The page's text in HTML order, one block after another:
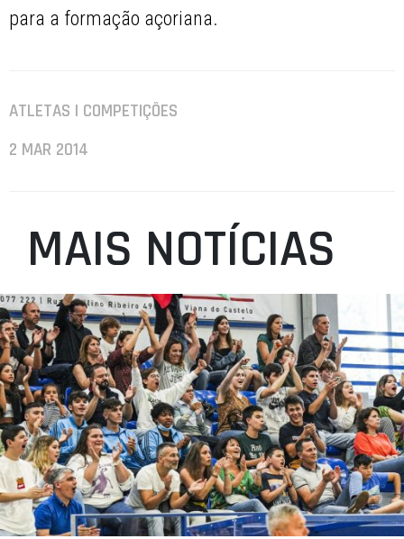
para a formação açoriana.
ATLETAS | COMPETIÇÕES
2 MAR 2014
MAIS NOTÍCIAS